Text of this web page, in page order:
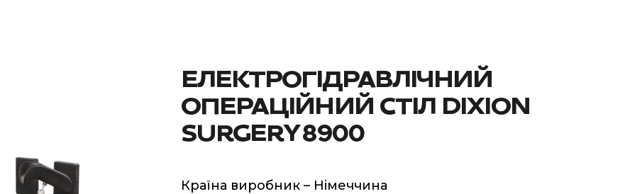
ЕЛЕКТРОГІДРАВЛІЧНИЙ
ОПЕРАЦІЙНИЙ СТІЛ DIXION
SURGERY 8900
Країна виробник – Німеччина